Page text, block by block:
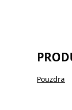
Pouzdra